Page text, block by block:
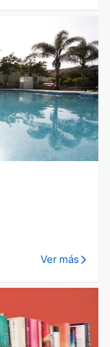
Ver más